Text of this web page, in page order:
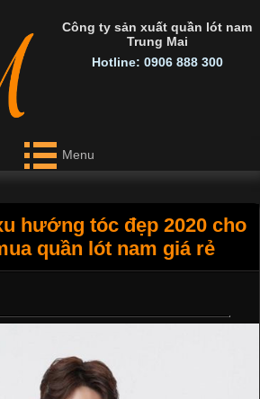
Công ty sản xuất quần lót nam
Trung Mai
Hotline: 0906 888 300
Menu
hướng tóc đẹp 2020 cho
quần lót nam giá rẻ